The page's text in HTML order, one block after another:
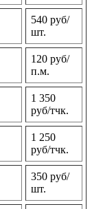
540 руб/
шт.
120 руб/
п.м.
1 350
руб/тчк.
1 250
руб/тчк.
350 руб/
шт.